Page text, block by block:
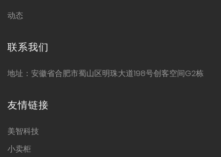
动态
联系我们
地址：安徽省合肥市蜀山区明珠大道198号创客空间G2栋
友情链接
美智科技
小卖柜